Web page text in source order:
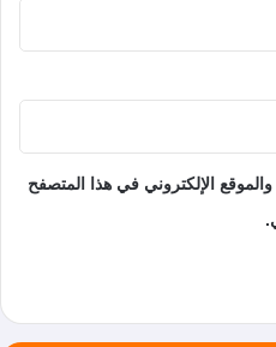
الإلكتروني في هذا المتصفح